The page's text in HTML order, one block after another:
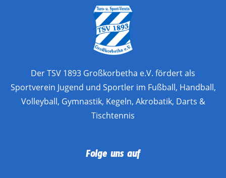
Der TSV 1893 Großkorbetha e.V. fördert als
Sportverein Jugend und Sportler im Fußball, Handball,
Volleyball, Gymnastik, Kegeln, Akrobatik, Darts &
Tischtennis
Folge uns auf